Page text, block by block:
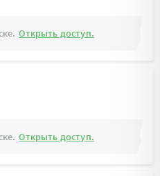
Открыть доступ.
Открыть доступ.